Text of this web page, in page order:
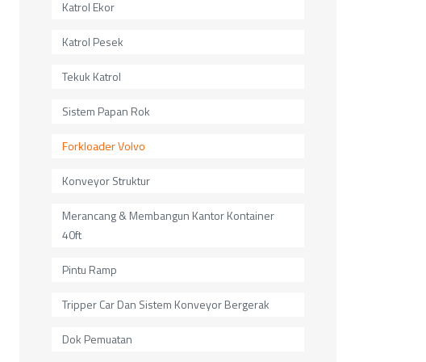
Katrol Ekor
Katrol Pesek
Tekuk Katrol
Sistem Papan Rok
Forkloader Volvo
Konveyor Struktur
Merancang & Membangun Kantor Kontainer
40ft
Pintu Ramp
Tripper Car Dan Sistem Konveyor Bergerak
Dok Pemuatan